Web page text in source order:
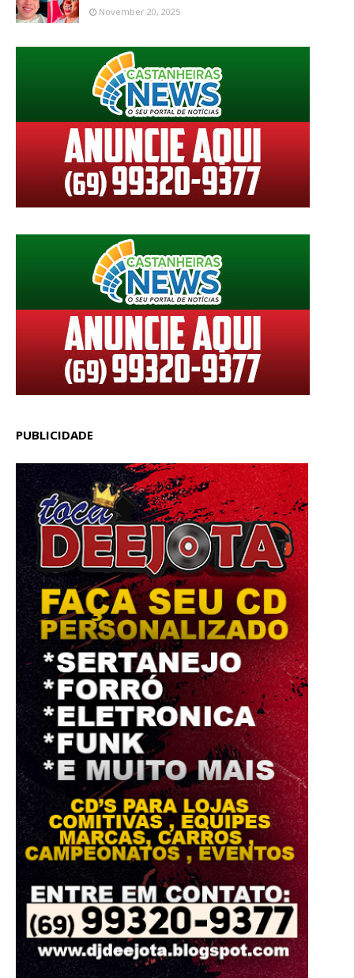
November 20, 2025
PUBLICIDADE